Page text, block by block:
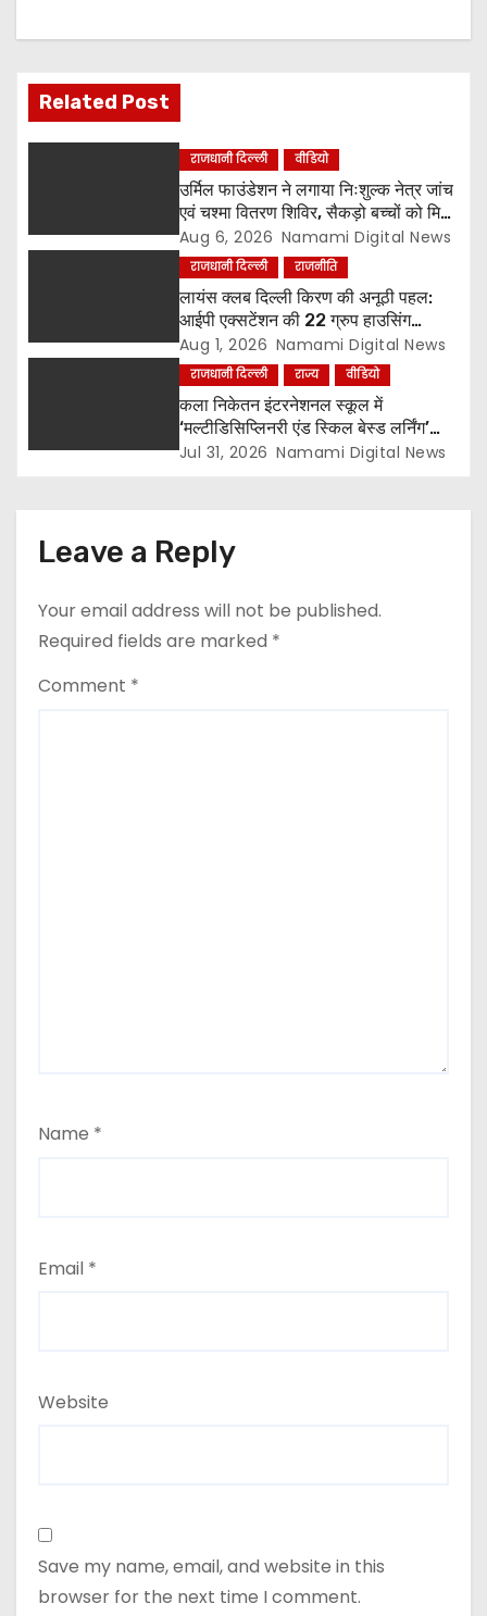
Related Post
राजधानी दिल्ली वीडियो
उर्मिल फाउंडेशन ने लगाया निःशुल्क नेत्र जांच
एवं चश्मा वितरण शिविर, सैकड़ो बच्चों को मिला
लाभ
Aug 6, 2026 Namami Digital News
राजधानी दिल्ली राजनीति
लायंस क्लब दिल्ली किरण की अनूठी पहल:
आईपी एक्सटेंशन की 22 ग्रुप हाउसिंग
सोसायटियों के बीच पर्यावरण संरक्षण एवं
पौधारोपण प्रतियोगिता, संयोजक लायन सुरेश
बिंदल की अहम भूमिका
Aug 1, 2026 Namami Digital News
राजधानी दिल्ली राज्य वीडियो
कला निकेतन इंटरनेशनल स्कूल में
‘मल्टीडिसिप्लिनरी एंड स्किल बेस्ड लर्निंग’
विषय पर शिक्षक सेमिनार आयोजित, टॉप-5
Jul 31, 2026 Namami Digital News
Leave a Reply
Your email address will not be published.
Required fields are marked *
Comment *
Name *
Email *
Website
Save my name, email, and website in this
browser for the next time I comment.